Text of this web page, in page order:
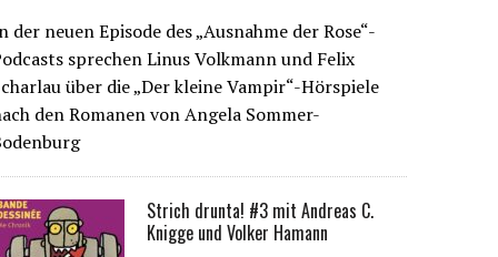
der neuen Episode des „Ausnahme der Rose“-
sprechen Linus Volkmann und Felix
über die „Der kleine Vampir“-Hörspiele
den Romanen von Angela Sommer-
Strich drunta! #3 mit Andreas C.
Knigge und Volker Hamann